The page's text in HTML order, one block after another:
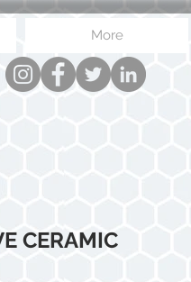
More
CERAMIC